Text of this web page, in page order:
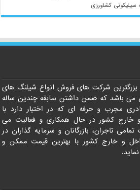
کشاورزی
شرکت های فروش انواع شیلنگ های
می باشد که ضمن داشتن سابقه چندین ساله
مجرب و حرفه ای که در اختیار دارد با
خارج کشور در حال همکاری و فعالیت می
تاجران، بازرگانان و سرمایه گذاران در
و خارج کشور با بهترین قیمت ممکن و